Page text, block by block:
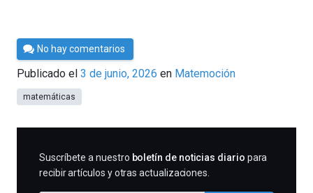
Por
César
Tomé
No hay comentarios
Publicado el 3 de junio, 2026 en Matemoción
matemáticas
SUSCRIBIRME
Suscríbete a nuestro boletín de noticias diario para
recibir artículos y otras actualizaciones.